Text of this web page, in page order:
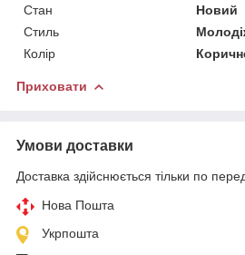
Стан
Новий
Стиль
Колір
Приховати
Умови доставки
Доставка здійснюється тільки по
Нова Пошта
Укрпошта